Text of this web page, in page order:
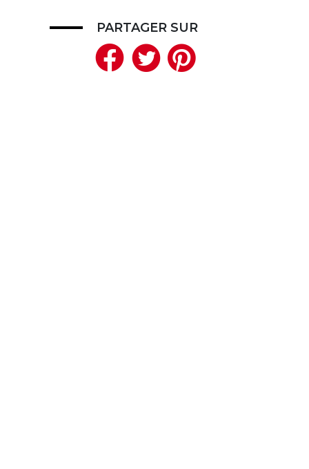
PARTAGER SUR
Facebook
Twitter